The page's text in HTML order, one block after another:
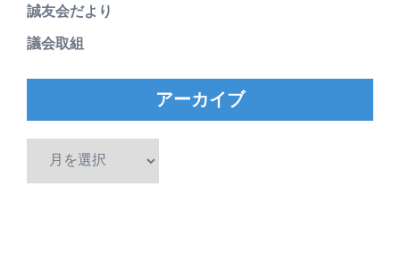
誠友会だより
議会取組
アーカイブ